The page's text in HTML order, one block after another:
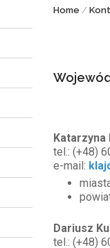
Home /
Katarzyna
tel.: (+48)
e-mail:
Dariusz
tel.: (+48)